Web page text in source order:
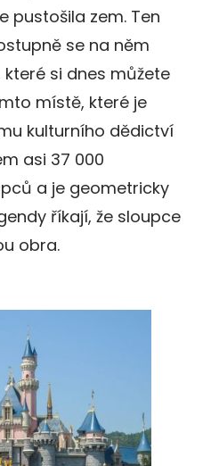
pustošila zem. Ten
se na něm
si dnes můžete
místě, které je
kulturního dědictví
asi 37 000
a je geometricky
říkají, že sloupce
obra.